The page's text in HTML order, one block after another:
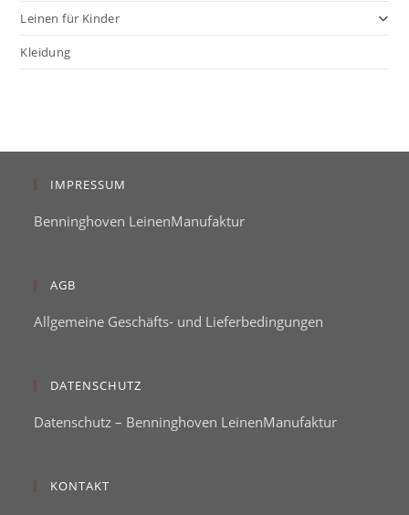
Leinen für Kinder
Kleidung
IMPRESSUM
Benninghoven LeinenManufaktur
AGB
Allgemeine Geschäfts- und Lieferbedingungen
DATENSCHUTZ
Datenschutz – Benninghoven LeinenManufaktur
KONTAKT